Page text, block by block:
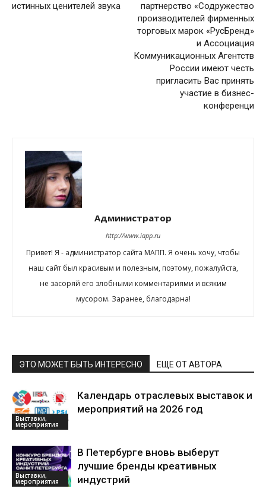
истинных ценителей звука
партнерство «Содружество
производителей фирменных
торговых марок «РусБренд»
и Ассоциация
Коммуникационных Агентств
России имеют честь
пригласить Вас принять
участие в бизнес-
конференци
Администратор
http://www.iapp.ru
Привет! Я - администратор сайта МАПП. Я очень хочу, чтобы
наш сайт был красивым и полезным, поэтому, пожалуйста,
не засоряй его злобными комментариями и всяким
мусором. Заранее, благодарна!
ЭТО МОЖЕТ БЫТЬ ИНТЕРЕСНО ЕЩЕ ОТ АВТОРА
Выставки,
мероприятия
Календарь отраслевых выставок и
мероприятий на 2026 год
Выставки,
мероприятия
В Петербурге вновь выберут
лучшие бренды креативных
индустрий